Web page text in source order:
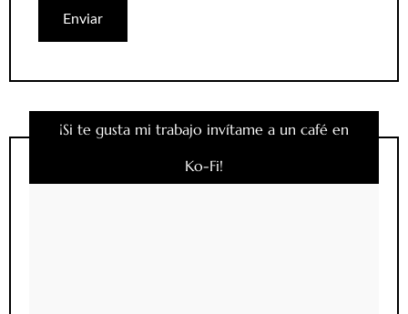
¡Si te gusta mi trabajo invítame a un café en
Ko-Fi!